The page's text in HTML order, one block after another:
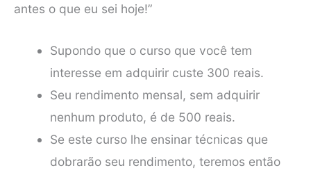
antes o que eu sei hoje!”
Supondo que o curso que você tem
interesse em adquirir custe 300 reais.
Seu rendimento mensal, sem adquirir
nenhum produto, é de 500 reais.
Se este curso lhe ensinar técnicas que
dobrarão seu rendimento, teremos então